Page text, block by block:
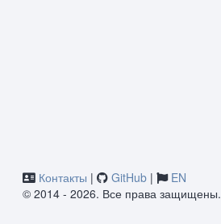
Контакты | GitHub |
EN
© 2014 - 2026. Все права защищены.